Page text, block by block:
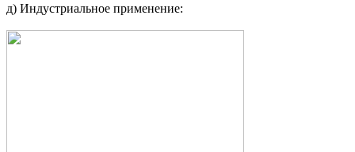
д) Индустриальное применение: